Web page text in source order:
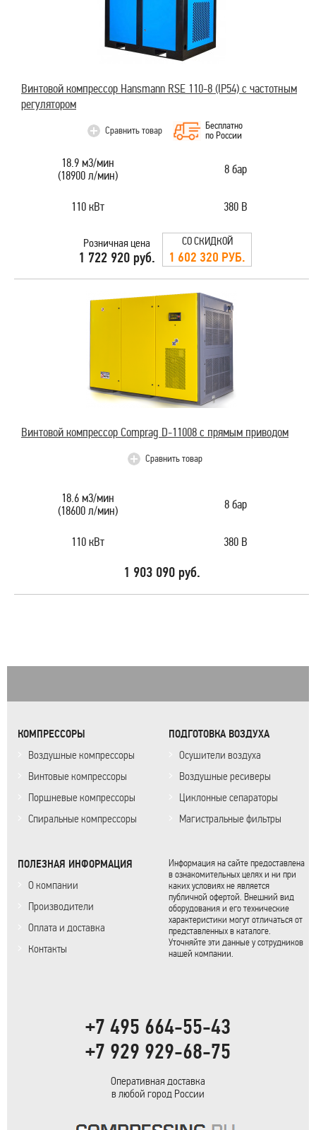
Винтовой компрессор Hansmann RSE 110-8 (IP54) с частотным
регулятором
Сравнить товар
Бесплатно
по России
18.9 м3/мин
(18900 л/мин)
8 бар
110 кВт 380 В
Розничная цена
1 722 920 руб.
СО СКИДКОЙ
1 602 320 РУБ.
Винтовой компрессор Comprag D-11008 с прямым приводом
Сравнить товар
18.6 м3/мин
(18600 л/мин)
8 бар
110 кВт 380 В
1 903 090 руб.
КОМПРЕССОРЫ
Воздушные компрессоры
Винтовые компрессоры
Поршневые компрессоры
Спиральные компрессоры
ПОДГОТОВКА ВОЗДУХА
Осушители воздуха
Воздушные ресиверы
Циклонные сепараторы
Магистральные фильтры
ПОЛЕЗНАЯ ИНФОРМАЦИЯ
О компании
Производители
Оплата и доставка
Контакты
Информация на сайте предоставлена
в ознакомительных целях и ни при
каких условиях не является
публичной офертой. Внешний вид
оборудования и его технические
характеристики могут отличаться от
представленных в каталоге.
Уточняйте эти данные у сотрудников
нашей компании.
+7 495 664-55-43
+7 929 929-68-75
Оперативная доставка
в любой город России